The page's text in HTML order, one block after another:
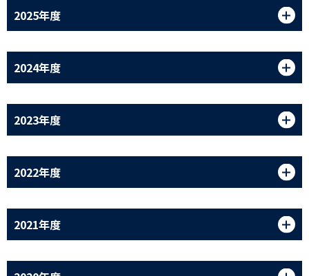
2025年度
2024年度
2023年度
2022年度
2021年度